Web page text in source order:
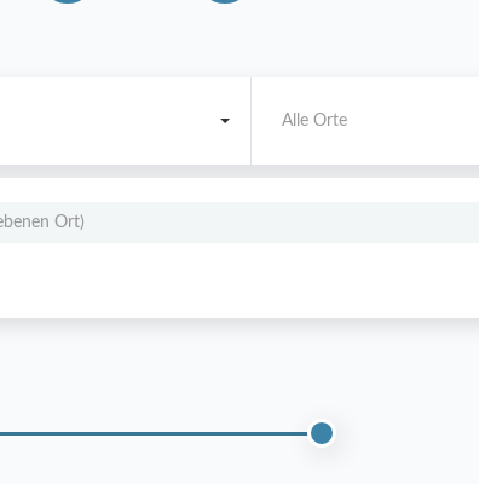
Alle Orte